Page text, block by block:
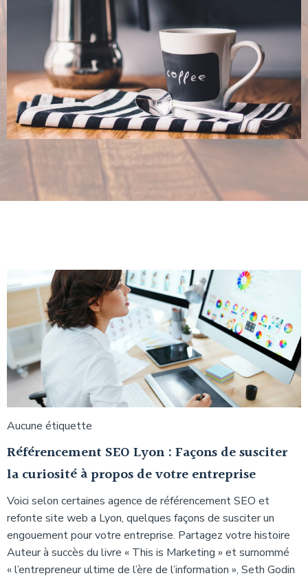
Aucune étiquette
Référencement SEO Lyon : Façons de susciter
la curiosité à propos de votre entreprise
Voici selon certaines agence de référencement SEO et
refonte site web a Lyon, quelques façons de susciter un
engouement pour votre entreprise. Partagez votre histoire
Auteur à succès du livre « This is Marketing » et surnommé
« l’entrepreneur ultime de l’ère de l’information », Seth Godin